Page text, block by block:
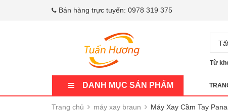
Bán hàng trực tuyến: 0978 319 375
Từ
DANH MỤC SẢN PHẨM
Trang chủ máy xay braun Máy Xay Cầm Tay